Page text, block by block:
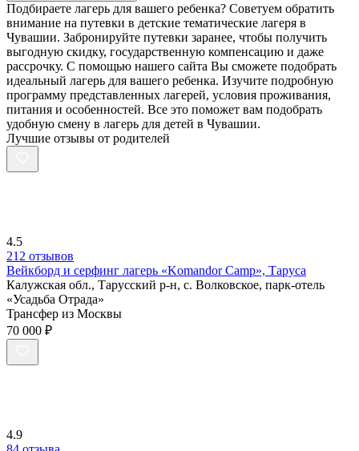
Подбираете лагерь для вашего ребенка? Советуем обратить
внимание на путевки в детские тематические лагеря в
Чувашии. Забронируйте путевки заранее, чтобы получить
выгодную скидку, государственную компенсацию и даже
рассрочку. С помощью нашего сайта Вы сможете подобрать
идеальный лагерь для вашего ребенка. Изучите подробную
программу представленных лагерей, условия проживания,
питания и особенностей. Все это поможет вам подобрать
удобную смену в лагерь для детей в Чувашии.
Лучшие отзывы от родителей
4.5
212 отзывов
Вейкборд и серфинг лагерь «Komandor Camp», Таруса
Калужская обл., Тарусский р-н, с. Волковское, парк-отель
«Усадьба Отрада»
Трансфер из Москвы
70 000 ₽
4.9